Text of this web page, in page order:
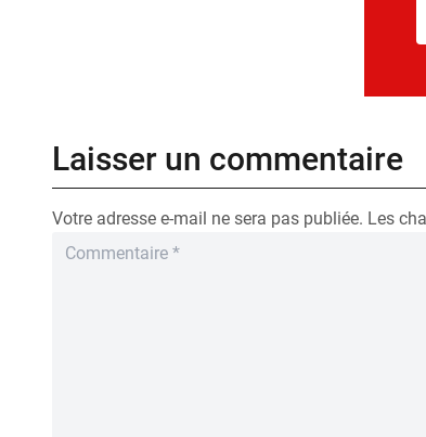
Laisser un commentaire
Votre adresse e-mail ne sera pas publiée. Les